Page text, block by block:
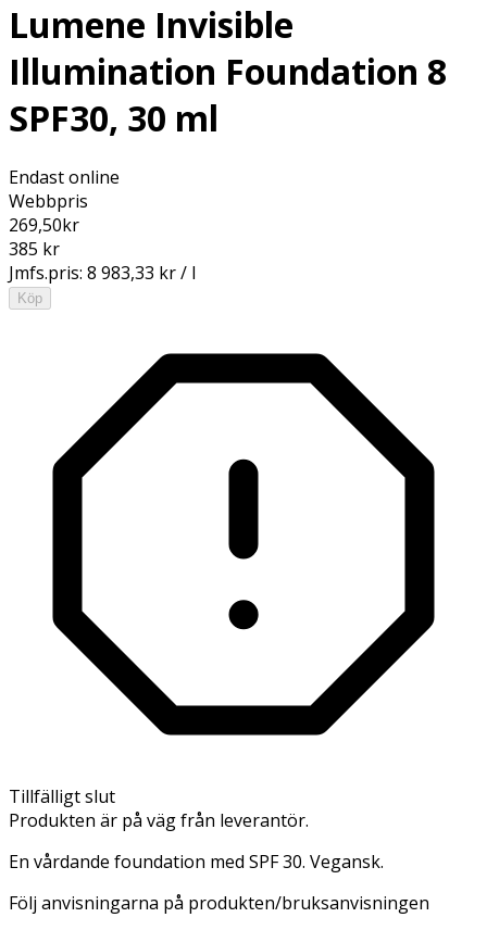
Lumene Invisible
Illumination Foundation 8
SPF30, 30 ml
Endast online
Webbpris
269,50kr
385 kr
Jmfs.pris: 8 983,33 kr / l
Köp
Tillfälligt slut
Produkten är på väg från leverantör.
En vårdande foundation med SPF 30. Vegansk.
Följ anvisningarna på produkten/bruksanvisningen